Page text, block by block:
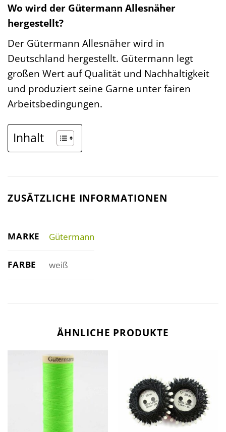
Wo wird der Gütermann Allesnäher
hergestellt?
Der Gütermann Allesnäher wird in
Deutschland hergestellt. Gütermann legt
großen Wert auf Qualität und Nachhaltigkeit
und produziert seine Garne unter fairen
Arbeitsbedingungen.
Inhalt
ZUSÄTZLICHE INFORMATIONEN
MARKE Gütermann
FARBE weiß
ÄHNLICHE PRODUKTE